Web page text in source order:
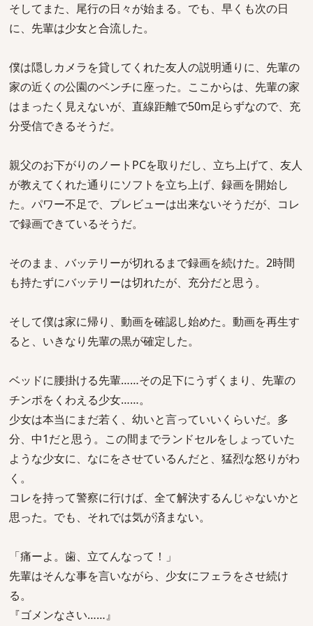
そしてまた、尾行の日々が始まる。でも、早くも次の日
に、先輩は少女と合流した。
僕は隠しカメラを貸してくれた友人の説明通りに、先輩の
家の近くの公園のベンチに座った。ここからは、先輩の家
はまったく見えないが、直線距離で50m足らずなので、充
分受信できるそうだ。
親父のお下がりのノートPCを取りだし、立ち上げて、友人
が教えてくれた通りにソフトを立ち上げ、録画を開始し
た。パワー不足で、プレビューは出来ないそうだが、コレ
で録画できているそうだ。
そのまま、バッテリーが切れるまで録画を続けた。2時間
も持たずにバッテリーは切れたが、充分だと思う。
そして僕は家に帰り、動画を確認し始めた。動画を再生す
ると、いきなり先輩の黒が確定した。
ベッドに腰掛ける先輩……その足下にうずくまり、先輩の
チンポをくわえる少女……。
少女は本当にまだ若く、幼いと言っていいくらいだ。多
分、中1だと思う。この間までランドセルをしょっていた
ような少女に、なにをさせているんだと、猛烈な怒りがわ
く。
コレを持って警察に行けば、全て解決するんじゃないかと
思った。でも、それでは気が済まない。
「痛ーよ。歯、立てんなって！」
先輩はそんな事を言いながら、少女にフェラをさせ続け
る。
『ゴメンなさい……』